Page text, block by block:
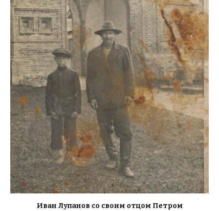
Иван Лупанов со своим отцом Петром